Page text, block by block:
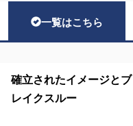
一覧はこちら
確立されたイメージとブ
レイクスルー